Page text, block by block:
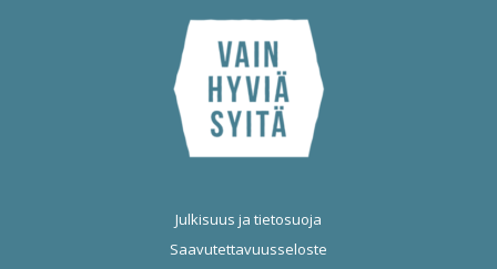
Julkisuus ja tietosuoja
Saavutettavuusseloste